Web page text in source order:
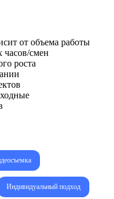
от объема работы
часов/смен
роста
Индивидуальный подход